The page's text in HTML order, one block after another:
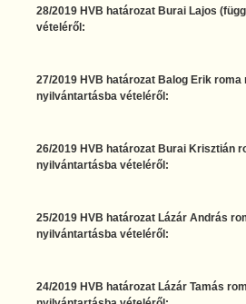
28/2019 HVB határozat Burai Lajos
vételéről:
27/2019 HVB határozat Balog Erik
nyilvántartásba vételéről:
26/2019 HVB határozat Burai Krisztián
nyilvántartásba vételéről:
25/2019 HVB határozat Lázár András
nyilvántartásba vételéről:
24/2019 HVB határozat Lázár Tamás